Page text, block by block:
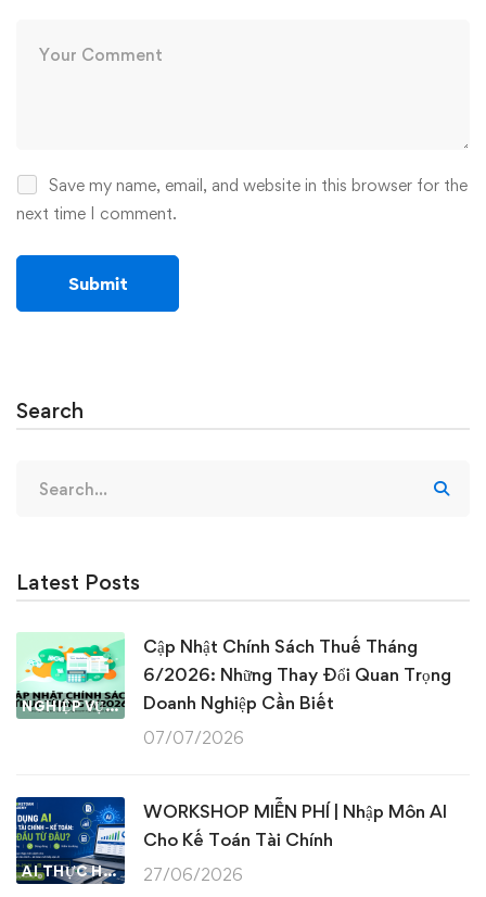
Save my name, email, and website in this browser for the
next time I comment.
Search
for:
Latest Posts
NGHIỆP VỤ KẾ TOÁN & THUẾ
Cập Nhật Chính Sách Thuế Tháng
6/2026: Những Thay Đổi Quan Trọng
Doanh Nghiệp Cần Biết
07/07/2026
AI THỰC HÀNH
WORKSHOP MIỄN PHÍ | Nhập Môn AI
Cho Kế Toán Tài Chính
27/06/2026